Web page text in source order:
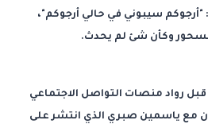
سيبوني في حالي أرجوكم"،
وكأن شئ لم يحدث.
رواد منصات التواصل الاجتماعي
مع ياسمين صبري الذي انتشر على